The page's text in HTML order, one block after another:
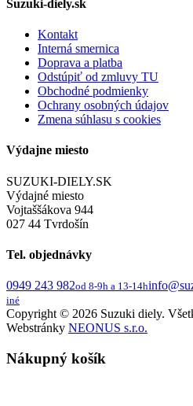
Suzuki-diely.sk
Kontakt
Interná smernica
Doprava a platba
Odstúpiť od zmluvy TU
Obchodné podmienky
Ochrany osobných údajov
Zmena súhlasu s cookies
Výdajne miesto
SUZUKI-DIELY.SK
Výdajné miesto
Vojtaššákova 944
027 44 Tvrdošín
Tel. objednávky
0949 243 982od 8-9h a 13-14h
iné
Copyright © 2026 Suzuki diely.
Webstránky NEONUS s.r.o.
Nákupný košík